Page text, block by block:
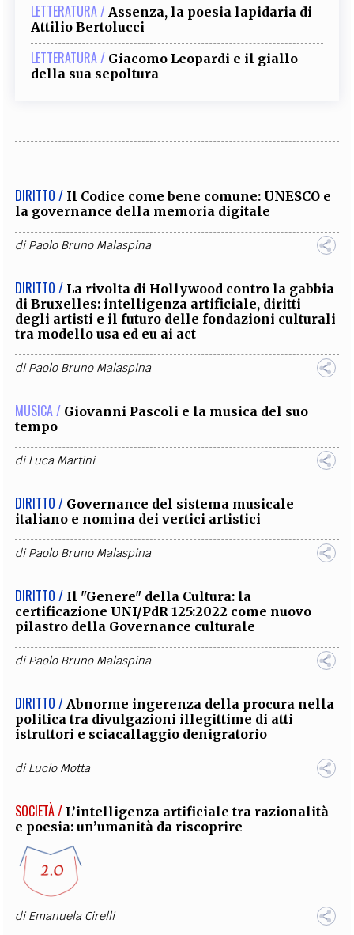
LETTERATURA / Assenza, la poesia lapidaria di
Attilio Bertolucci
LETTERATURA / Giacomo Leopardi e il giallo
della sua sepoltura
DIRITTO / Il Codice come bene comune: UNESCO e
la governance della memoria digitale
diPaolo Bruno Malaspina
DIRITTO / La rivolta di Hollywood contro la gabbia
di Bruxelles: intelligenza artificiale, diritti
degli artisti e il futuro delle fondazioni culturali
tra modello usa ed eu ai act
diPaolo Bruno Malaspina
MUSICA / Giovanni Pascoli e la musica del suo
tempo
diLuca Martini
DIRITTO / Governance del sistema musicale
italiano e nomina dei vertici artistici
diPaolo Bruno Malaspina
DIRITTO / Il "Genere" della Cultura: la
certificazione UNI/PdR 125:2022 come nuovo
pilastro della Governance culturale
diPaolo Bruno Malaspina
DIRITTO / Abnorme ingerenza della procura nella
politica tra divulgazioni illegittime di atti
istruttori e sciacallaggio denigratorio
diLucio Motta
SOCIETÀ / L’intelligenza artificiale tra razionalità
e poesia: un’umanità da riscoprire
diEmanuela Cirelli